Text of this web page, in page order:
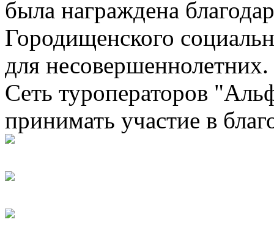
была награждена
Городищенского
для несовершеннолетних.
Сеть туроператоров
принимать участие в